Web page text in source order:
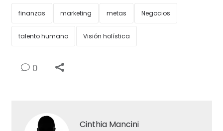
finanzas marketing metas Negocios
talento humano Visión holística
0
Cinthia Mancini